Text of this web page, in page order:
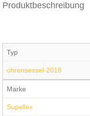
Produktbeschreibung
Typ
ohrensessel-2018
Marke
Supellex